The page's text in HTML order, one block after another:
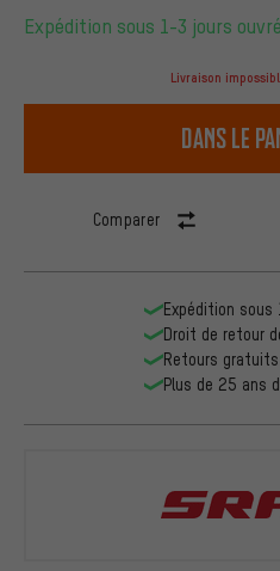
Expédition sous 1-3 jours
Livraison
dans le
Comparer
Expédition sous
Droit de retour
Retours gratuits
Plus de 25 ans